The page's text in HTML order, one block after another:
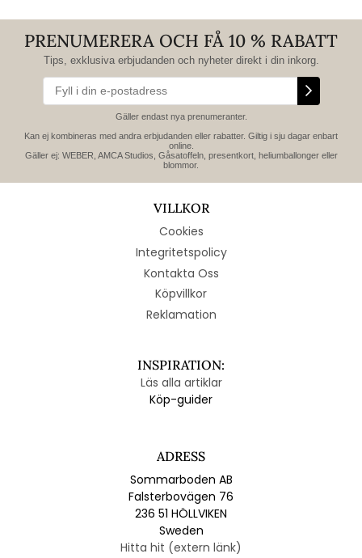
PRENUMERERA OCH FÅ 10 % RABATT
Tips, exklusiva erbjudanden och nyheter direkt i din inkorg.
Gäller endast nya prenumeranter.
Kan ej kombineras med andra erbjudanden eller rabatter. Giltig i sju dagar enbart
online.
Gäller ej: WEBER, AMCA Studios, Gåsatoffeln, presentkort, heliumballonger eller
blommor.
VILLKOR
Cookies
Integritetspolicy
Kontakta Oss
Köpvillkor
Reklamation
INSPIRATION:
Läs alla artiklar
Köp-guider
ADRESS
Sommarboden AB
Falsterbovägen 76
236 51 HÖLLVIKEN
Sweden
Hitta hit (extern länk)